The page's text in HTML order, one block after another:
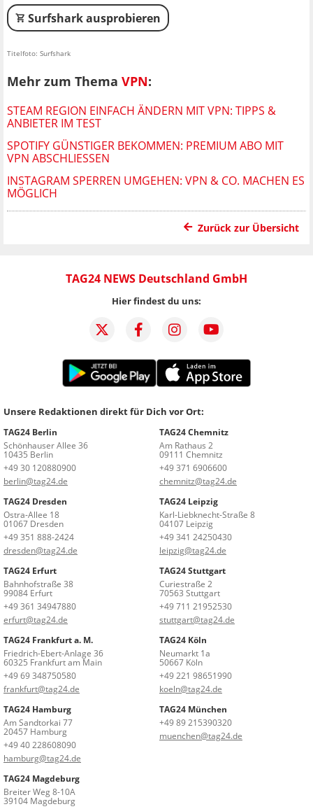
Surfshark ausprobieren
Titelfoto: Surfshark
Mehr zum Thema VPN:
STEAM REGION EINFACH ÄNDERN MIT VPN: TIPPS &
ANBIETER IM TEST
SPOTIFY GÜNSTIGER BEKOMMEN: PREMIUM ABO MIT
VPN ABSCHLIESSEN
INSTAGRAM SPERREN UMGEHEN: VPN & CO. MACHEN ES
MÖGLICH
Zurück zur Übersicht
TAG24 NEWS Deutschland GmbH
Hier findest du uns:
Unsere Redaktionen direkt für Dich vor Ort:
TAG24 Berlin
Schönhauser Allee 36
10435 Berlin
+49 30 120880900
berlin@tag24.de
TAG24 Chemnitz
Am Rathaus 2
09111 Chemnitz
+49 371 6906600
chemnitz@tag24.de
TAG24 Dresden
Ostra-Allee 18
01067 Dresden
+49 351 888-2424
dresden@tag24.de
TAG24 Leipzig
Karl-Liebknecht-Straße 8
04107 Leipzig
+49 341 24250430
leipzig@tag24.de
TAG24 Erfurt
Bahnhofstraße 38
99084 Erfurt
+49 361 34947880
erfurt@tag24.de
TAG24 Stuttgart
Curiestraße 2
70563 Stuttgart
+49 711 21952530
stuttgart@tag24.de
TAG24 Frankfurt a. M.
Friedrich-Ebert-Anlage 36
60325 Frankfurt am Main
+49 69 348750580
frankfurt@tag24.de
TAG24 Köln
Neumarkt 1a
50667 Köln
+49 221 98651990
koeln@tag24.de
TAG24 Hamburg
Am Sandtorkai 77
20457 Hamburg
+49 40 228608090
hamburg@tag24.de
TAG24 München
+49 89 215390320
muenchen@tag24.de
TAG24 Magdeburg
Breiter Weg 8-10A
39104 Magdeburg